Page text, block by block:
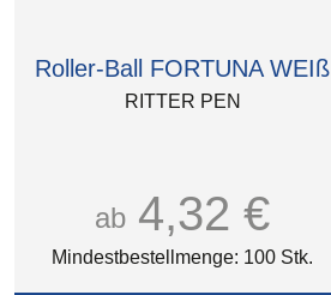
Roller-Ball FORTUNA WEIß
RITTER PEN
ab 4,32 €
Mindestbestellmenge: 100 Stk.